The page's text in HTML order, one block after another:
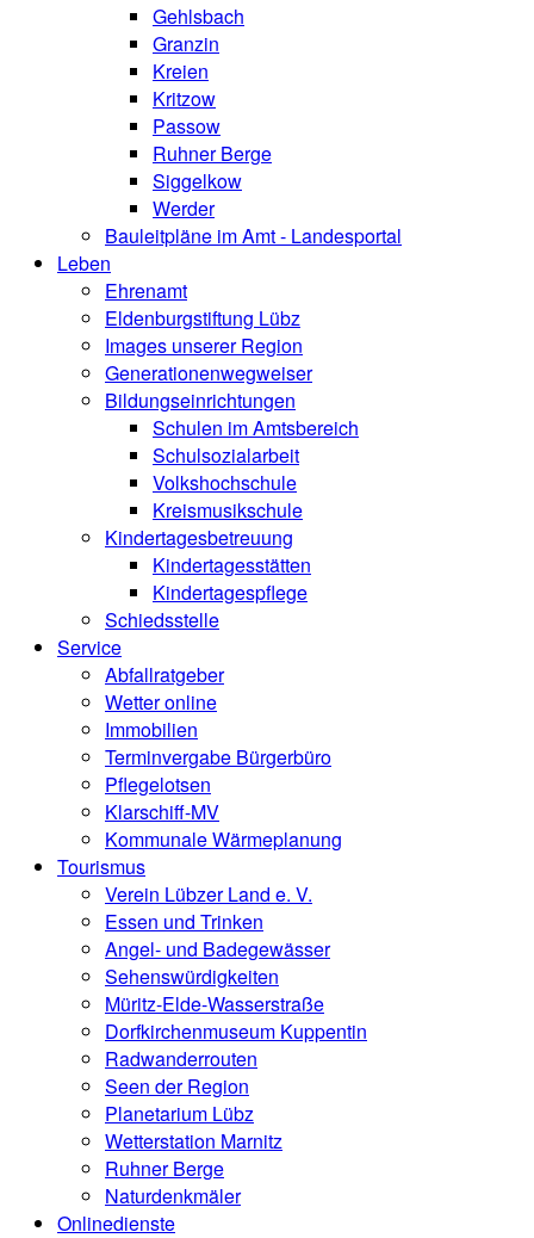
Gehlsbach
Granzin
Kreien
Kritzow
Passow
Ruhner Berge
Siggelkow
Werder
Bauleitpläne im Amt - Landesportal
Leben
Ehrenamt
Eldenburgstiftung Lübz
Images unserer Region
Generationenwegweiser
Bildungseinrichtungen
Schulen im Amtsbereich
Schulsozialarbeit
Volkshochschule
Kreismusikschule
Kindertagesbetreuung
Kindertagesstätten
Kindertagespflege
Schiedsstelle
Service
Abfallratgeber
Wetter online
Immobilien
Terminvergabe Bürgerbüro
Pflegelotsen
Klarschiff-MV
Kommunale Wärmeplanung
Tourismus
Verein Lübzer Land e. V.
Essen und Trinken
Angel- und Badegewässer
Sehenswürdigkeiten
Müritz-Elde-Wasserstraße
Dorfkirchenmuseum Kuppentin
Radwanderrouten
Seen der Region
Planetarium Lübz
Wetterstation Marnitz
Ruhner Berge
Naturdenkmäler
Onlinedienste